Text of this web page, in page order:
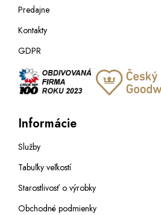
Predajne
Kontakty
GDPR
Informácie
Služby
Tabuľky veľkostí
Starostlivosť o výrobky
Obchodné podmienky